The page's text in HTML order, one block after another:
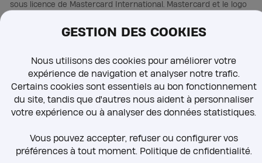
GESTION DES COOKIES
Nous utilisons des cookies pour améliorer votre
expérience de navigation et analyser notre trafic.
Certains cookies sont essentiels au bon fonctionnement
du site, tandis que d'autres nous aident à personnaliser
votre expérience ou à analyser des données statistiques.
Vous pouvez accepter, refuser ou configurer vos
préférences à tout moment. Politique de cnfidentialité.
sous licence de Mastercard International. Mastercard et le logo
© 2025. Tous droits réservés
Mentions légales
Politique de confidentialité
Sécurité et fraudes
Termes et conditions